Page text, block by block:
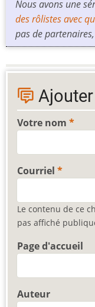
Nous avons une
des rôlistes avec
pas de
Votre nom
Courriel
Le contenu de ce
pas affiché
Page d'accueil
Auteur